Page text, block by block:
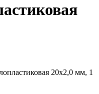
20х2,0 мм, 1